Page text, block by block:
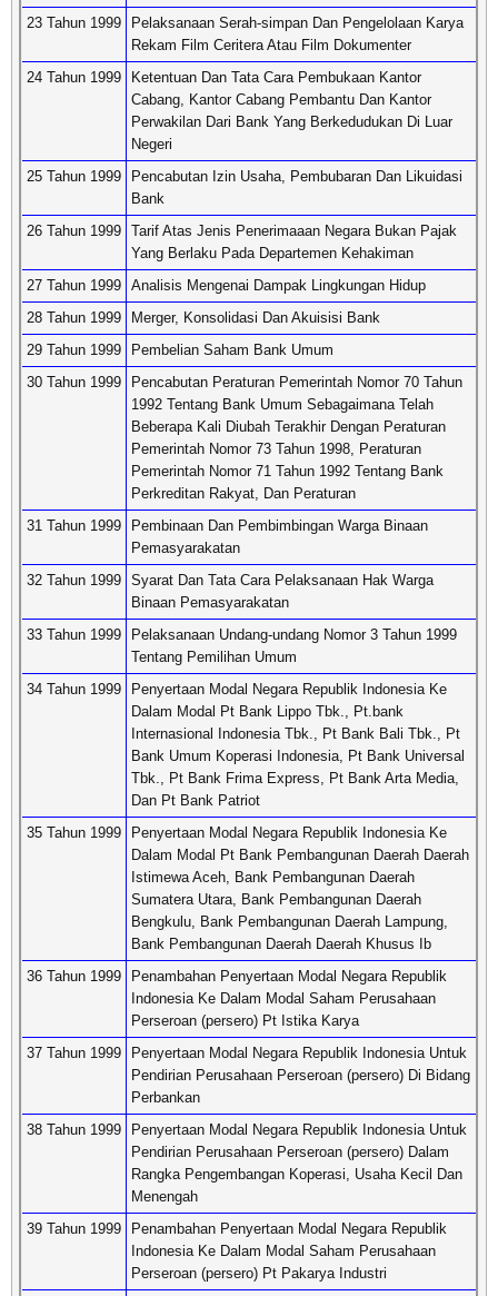
23 Tahun 1999
Pelaksanaan Serah-simpan Dan Pengelolaan Karya
Rekam Film Ceritera Atau Film Dokumenter
24 Tahun 1999
Ketentuan Dan Tata Cara Pembukaan Kantor
Cabang, Kantor Cabang Pembantu Dan Kantor
Perwakilan Dari Bank Yang Berkedudukan Di Luar
Negeri
25 Tahun 1999
Pencabutan Izin Usaha, Pembubaran Dan Likuidasi
Bank
26 Tahun 1999 Tarif Atas Jenis Penerimaaan Negara Bukan Pajak
Yang Berlaku Pada Departemen Kehakiman
27 Tahun 1999 Analisis Mengenai Dampak Lingkungan Hidup
28 Tahun 1999
Merger, Konsolidasi Dan Akuisisi Bank
29 Tahun 1999
Pembelian Saham Bank Umum
30 Tahun 1999
Pencabutan Peraturan Pemerintah Nomor 70 Tahun
1992 Tentang Bank Umum Sebagaimana Telah
Beberapa Kali Diubah Terakhir Dengan Peraturan
Pemerintah Nomor 73 Tahun 1998, Peraturan
Pemerintah Nomor 71 Tahun 1992 Tentang Bank
Perkreditan Rakyat, Dan Peraturan
31 Tahun 1999
Pembinaan Dan Pembimbingan Warga Binaan
Pemasyarakatan
32 Tahun 1999 Syarat Dan Tata Cara Pelaksanaan Hak Warga
Binaan Pemasyarakatan
33 Tahun 1999
Pelaksanaan Undang-undang Nomor 3 Tahun 1999
Tentang Pemilihan Umum
34 Tahun 1999
Penyertaan Modal Negara Republik Indonesia Ke
Dalam Modal Pt Bank Lippo Tbk., Pt.bank
Internasional Indonesia Tbk., Pt Bank Bali Tbk., Pt
Bank Umum Koperasi Indonesia, Pt Bank Universal
Tbk., Pt Bank Frima Express, Pt Bank Arta Media,
Dan Pt Bank Patriot
35 Tahun 1999
Penyertaan Modal Negara Republik Indonesia Ke
Dalam Modal Pt Bank Pembangunan Daerah Daerah
Istimewa Aceh, Bank Pembangunan Daerah
Sumatera Utara, Bank Pembangunan Daerah
Bengkulu, Bank Pembangunan Daerah Lampung,
Bank Pembangunan Daerah Daerah Khusus Ib
36 Tahun 1999
Penambahan Penyertaan Modal Negara Republik
Indonesia Ke Dalam Modal Saham Perusahaan
Perseroan (persero) Pt Istika Karya
37 Tahun 1999
Penyertaan Modal Negara Republik Indonesia Untuk
Pendirian Perusahaan Perseroan (persero) Di Bidang
Perbankan
38 Tahun 1999
Penyertaan Modal Negara Republik Indonesia Untuk
Pendirian Perusahaan Perseroan (persero) Dalam
Rangka Pengembangan Koperasi, Usaha Kecil Dan
Menengah
39 Tahun 1999
Penambahan Penyertaan Modal Negara Republik
Indonesia Ke Dalam Modal Saham Perusahaan
Perseroan (persero) Pt Pakarya Industri